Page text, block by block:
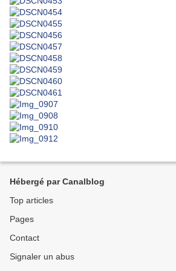
Hébergé par Canalblog
Top articles
Pages
Contact
Signaler un abus